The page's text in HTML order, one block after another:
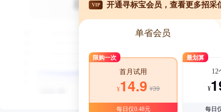
VIP 开通寻标宝会员，查看更多招采
单省会员
限购一次
首月试用
¥14.9 ¥39
每日仅0.48元
最划算
12
¥
每日